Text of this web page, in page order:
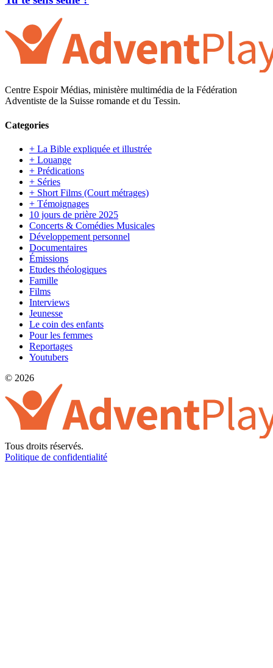
Centre Espoir Médias, ministère multimédia de la Fédération
Adventiste de la Suisse romande et du Tessin.
Categories
+ La Bible expliquée et illustrée
+ Louange
+ Prédications
+ Séries
+ Short Films (Court métrages)
+ Témoignages
10 jours de prière 2025
Concerts & Comédies Musicales
Développement personnel
Documentaires
Émissions
Etudes théologiques
Famille
Films
Interviews
Jeunesse
Le coin des enfants
Pour les femmes
Reportages
Youtubers
© 2026
Tous droits réservés.
Politique de confidentialité